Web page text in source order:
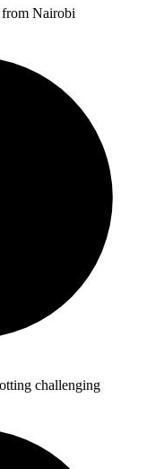
Nairobi
challenging